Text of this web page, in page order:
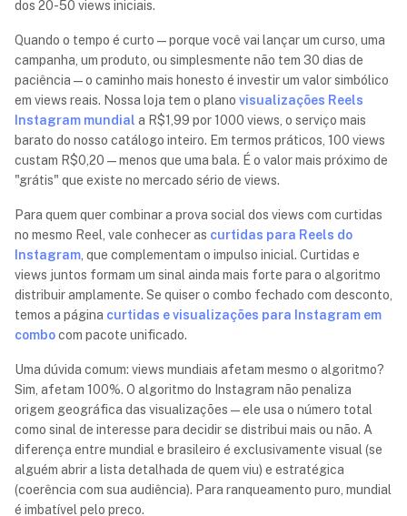
dos 20-50 views iniciais.
Quando o tempo é curto — porque você vai lançar um curso, uma
campanha, um produto, ou simplesmente não tem 30 dias de
paciência — o caminho mais honesto é investir um valor simbólico
em views reais. Nossa loja tem o plano visualizações Reels
Instagram mundial a R$1,99 por 1000 views, o serviço mais
barato do nosso catálogo inteiro. Em termos práticos, 100 views
custam R$0,20 — menos que uma bala. É o valor mais próximo de
"grátis" que existe no mercado sério de views.
Para quem quer combinar a prova social dos views com curtidas
no mesmo Reel, vale conhecer as curtidas para Reels do
Instagram , que complementam o impulso inicial. Curtidas e
views juntos formam um sinal ainda mais forte para o algoritmo
distribuir amplamente. Se quiser o combo fechado com desconto,
temos a página curtidas e visualizações para Instagram em
combocom pacote unificado.
Uma dúvida comum: views mundiais afetam mesmo o algoritmo?
Sim, afetam 100%. O algoritmo do Instagram não penaliza
origem geográfica das visualizações — ele usa o número total
como sinal de interesse para decidir se distribui mais ou não. A
diferença entre mundial e brasileiro é exclusivamente visual (se
alguém abrir a lista detalhada de quem viu) e estratégica
(coerência com sua audiência). Para ranqueamento puro, mundial
é imbatível pelo preco.